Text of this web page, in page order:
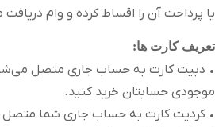
یا پرداخت آن را اقساط کرده و وام دریافت
تعریف کارت ها:
• دبیت کارت به حساب جاری متصل
موجودی حسابتان خرید کنید.
• کردیت کارت به حساب جاری شما